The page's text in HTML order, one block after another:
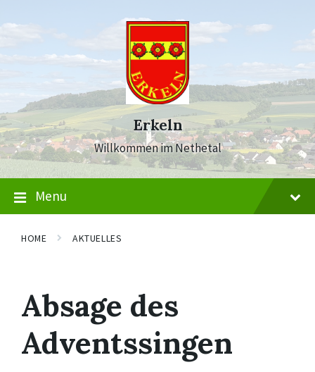
Erkeln
Willkommen im Nethetal
Menu
HOME AKTUELLES
Absage des
Adventssingen